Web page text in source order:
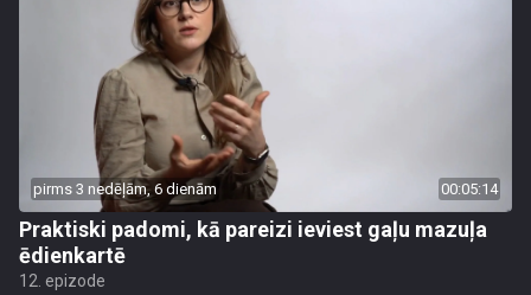
pirms 3 nedēļām, 6 dienām 00:05:14
Praktiski padomi, kā pareizi ieviest gaļu mazuļa
ēdienkartē
12. epizode